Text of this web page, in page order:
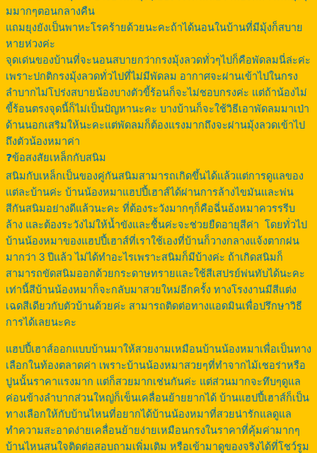
มมากๆตอนกลางคืน
แถมยุงยังเป็นพาหะโรคร้ายด้วยนะคะถ้าได้นอนในบ้านที่มีมุ้งก็สบาย
หายห่วงค่ะ
จุดเด่นของบ้านที่จะนอนสบายกว่ากรงมุ้งลวดทั่วๆไปก็คือพัดลมนี่ล่ะค่ะ
เพราะปกติกรงมุ้งลวดทั่วไปที่ไม่มีพัดลม อากาศจะผ่านเข้าไปในกรง
ลำบากไม่โปร่งสบายน้องบางตัวขี้ร้อนก็จะไม่ชอบกรงค่ะ แต่ถ้าน้องไม่
ขี้ร้อนตรงจุดนี้ก็ไม่เป็นปัญหานะคะ บางบ้านก็จะใช้วิธีเอาพัดลมมาเป่า
ด้านนอกเสริมให้นะคะแต่พัดลมก็ต้องแรงมากถึงจะผ่านมุ้งลวดเข้าไป
ถึงตัวน้องหมาค่า
❓ข้อสงสัยเหล็กกับสนิม
สนิมกับเหล็กเป็นของคู่กันสนิมสามารถเกิดขึ้นได้แล้วแต่การดูแลของ
แต่ละบ้านค่ะ บ้านน้องหมาแฮปปี้เฮาส์ได้ผ่านการล้างไขมันและพ่น
สีกันสนิมอย่างดีแล้วนะคะ ที่ต้องระวังมากๆก็คือฉี่นอ้งหมาควรรรีบ
ล้าง และต้องระวังไม่ให้น้ำขังและชื้นค่ะจะช่วยยืดอายุสีค่า โดยทั่วไป
บ้านน้องหมาของแฮปปี้เฮาส์ที่เราใช้เองที่บ้านก็วางกลางแจ้งตากฝน
มากว่า 3 ปีแล้ว ไม่ได้ทำอะไรเพราะสนิมก็มีบ้างค่ะ ถ้าเกิดสนิมก็
สามารถขัดสนิมออกด้วยกระดาษทรายและใช้สีเสปรย์พ่นทับได้นะคะ
เท่านี้สีบ้านน้องหมาก็จะกลับมาสวยใหม่อีกครั้ง ทางโรงงานมีสีแต่ง
เฉดสีเดียวกับตัวบ้านด้วยค่ะ สามารถติดต่อทางแอดมินเพื่อปรึกษาวิธี
การได้เลยนะคะ
แฮปปี้เฮาส์ออกแบบบ้านมาให้สวยงามเหมือนบ้านน้องหมาเพื่อเป็นทาง
เลือกในท้องตลาดค่า เพราะบ้านน้องหมาสวยๆที่ทำจากไม้เชอร่าหรือ
ปูนนั้นราคาแรงมาก แต่ก็สวยมากเช่นกันค่ะ แต่ส่วนมากจะทึบๆดูแล
ค่อนข้างลำบากส่วนใหญ่ก็เข็นเคลื่อนย้ายยากได้ บ้านแฮปปี้เฮาส์ก็เป็น
ทางเลือกให้กับบ้านไหนที่อยากได้บ้านน้องหมาที่สวยน่ารักแลดูแล
ทำความสะอาดง่ายเคลื่อนย้ายง่ายเหมือนกรงในราคาที่คุ้มค่ามากๆ
บ้านไหนสนใจติดต่อสอบถามเพิ่มเติม หรือเข้ามาดูของจริงได้ที่โชว์รูม